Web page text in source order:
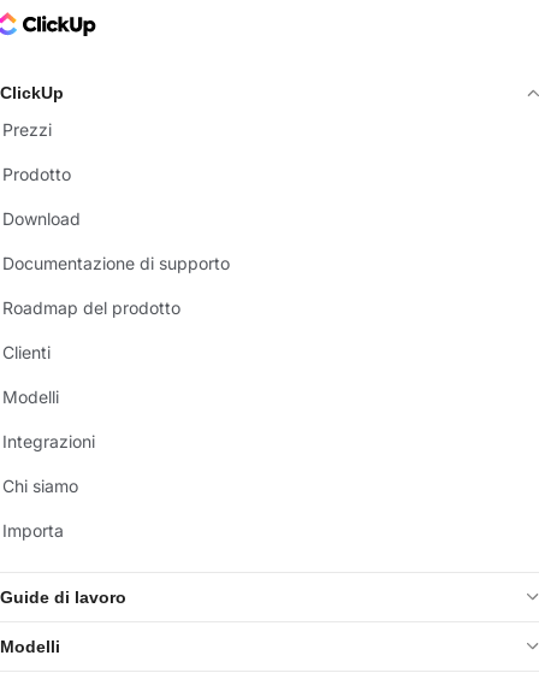
Logo
ClickUp
Prezzi
Prodotto
Download
Documentazione di supporto
Roadmap del prodotto
Clienti
Modelli
Integrazioni
Chi siamo
Importa
Guide di lavoro
Modelli